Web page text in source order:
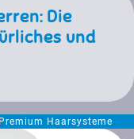
Die
und
Premium Haarsysteme